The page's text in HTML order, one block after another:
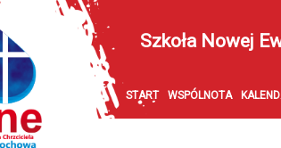
Szkoła Nowej
START WSPÓLNOTA